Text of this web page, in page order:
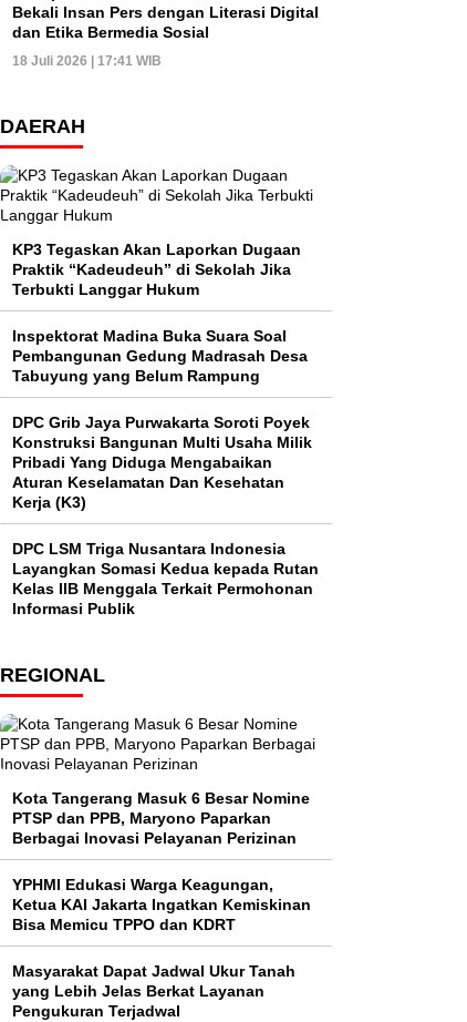
Bekali Insan Pers dengan Literasi Digital
dan Etika Bermedia Sosial
18 Juli 2026 | 17:41 WIB
DAERAH
KP3 Tegaskan Akan Laporkan Dugaan
Praktik “Kadeudeuh” di Sekolah Jika
Terbukti Langgar Hukum
Inspektorat Madina Buka Suara Soal
Pembangunan Gedung Madrasah Desa
Tabuyung yang Belum Rampung
DPC Grib Jaya Purwakarta Soroti Poyek
Konstruksi Bangunan Multi Usaha Milik
Pribadi Yang Diduga Mengabaikan
Aturan Keselamatan Dan Kesehatan
Kerja (K3)
DPC LSM Triga Nusantara Indonesia
Layangkan Somasi Kedua kepada Rutan
Kelas IIB Menggala Terkait Permohonan
Informasi Publik
REGIONAL
Kota Tangerang Masuk 6 Besar Nomine
PTSP dan PPB, Maryono Paparkan
Berbagai Inovasi Pelayanan Perizinan
YPHMI Edukasi Warga Keagungan,
Ketua KAI Jakarta Ingatkan Kemiskinan
Bisa Memicu TPPO dan KDRT
Masyarakat Dapat Jadwal Ukur Tanah
yang Lebih Jelas Berkat Layanan
Pengukuran Terjadwal